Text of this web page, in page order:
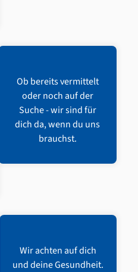
Ob bereits vermittelt
oder noch auf der
Suche - wir sind für
dich da, wenn du uns
brauchst.
Wir achten auf dich
und deine Gesundheit.